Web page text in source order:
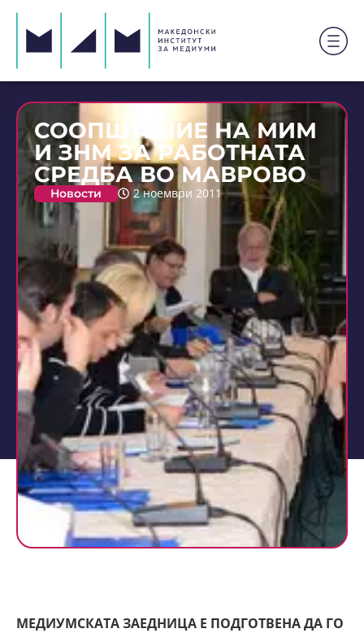
СООПШТЕНИЕ НА МИМ
И ЗНМ ЗА РАБОТНАТА
СРЕДБА ВО МАВРОВО
Новости 2 ноември 2011
МЕДИУМСКАТА ЗАЕДНИЦА Е ПОДГОТВЕНА ДА ГО